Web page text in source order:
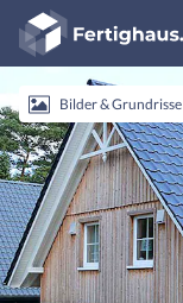
Fertighaus
Logo
AnmeldenBilder & Grundrisse